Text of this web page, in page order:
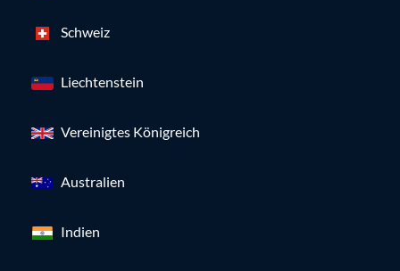
Schweiz
Liechtenstein
Vereinigtes Königreich
Australien
Indien